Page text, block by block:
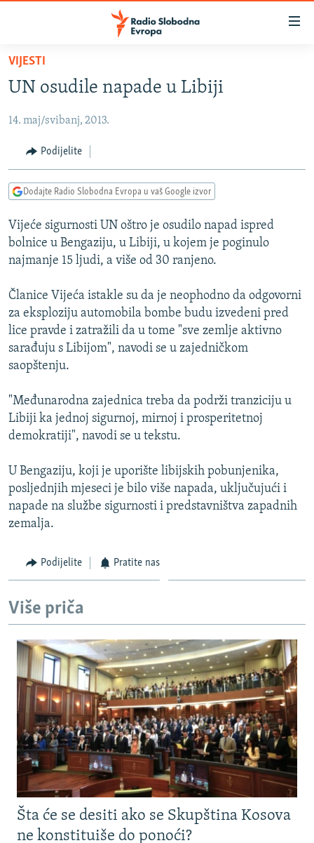
Pređite
glavni
Pređite
Pređite
pretragu
BOSNA I HERCEGOVINA
SRBIJA
KOSOVO
VIZUELNO
VIDEO
FOTOGALERIJE
PODCASTI
RAT U UKRAJINI
RSE PRIČE IZ SVIJETA
ISPRIČAJ MI
DNEVNO@RSE
VIŠE OD NASLOVA
GENOCID U SREBRENICI
TV LIBERTY
POST SCRIPTUM
MOJA EVROPA
TRI DECENIJE OD RATA U BIH
SVE KARTE DEJTONA
NASTANAK I RASPAD JUGOSLAVIJE
PRATITE NAS
Sve RFE/RL stranice
VIJESTI
UN osudile napade u Libiji
14. maj/svibanj, 2013.
Podijelite
Dodajte Radio Slobodna Evropa u vaš Google izvor
Vijeće sigurnosti UN oštro je osudilo napad ispred
bolnice u Bengaziju, u Libiji, u kojem je poginulo
najmanje 15 ljudi, a više od 30 ranjeno.
Članice Vijeća istakle su da je neophodno da odgovorni
za eksploziju automobila bombe budu izvedeni pred
lice pravde i zatražili da u tome "sve zemlje aktivno
sarađuju s Libijom", navodi se u zajedničkom
saopštenju.
"Međunarodna zajednica treba da podrži tranziciju u
Libiji ka jednoj sigurnoj, mirnoj i prosperitetnoj
demokratiji", navodi se u tekstu.
U Bengaziju, koji je uporište libijskih pobunjenika,
posljednjih mjeseci je bilo više napada, uključujući i
napade na službe sigurnosti i predstavništva zapadnih
zemalja.
Podijelite Pratite nas
Više priča
Šta će se desiti ako se Skupština Kosova
ne konstituiše do ponoći?